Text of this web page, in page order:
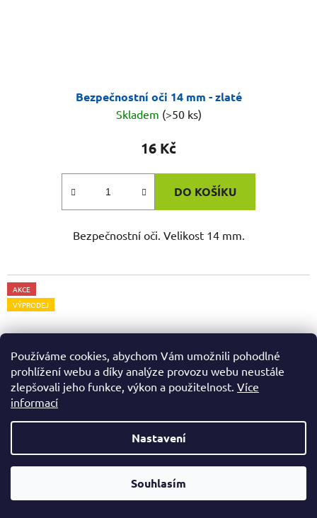
Používáme cookies, abychom Vám umožnili pohodlné
prohlížení webu a díky analýze provozu webu neustále
zlepšovali jeho funkce, výkon a použitelnost. Více
informací
Nastavení
Souhlasím
Od čtvrtka 6.8. do úterý 11.8. máme mimořádně zavřeno.
Bezpečnostní oči 14 mm - zlaté
Skladem (>50 ks)
16 Kč
DO KOŠÍKU
Bezpečnostní oči. Velikost 14 mm.
AKCE
VÝPRODEJ